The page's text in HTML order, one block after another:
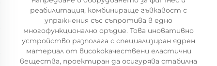
реабилитация, комбинираще гъвкавост с
упражнения със съпротива в едно
многофункционално оръдие. Това иновативно
устройство разполага с специализиран ядрен
материал от висококачествени еластични
вещества, проектиран да осигурява стабилна